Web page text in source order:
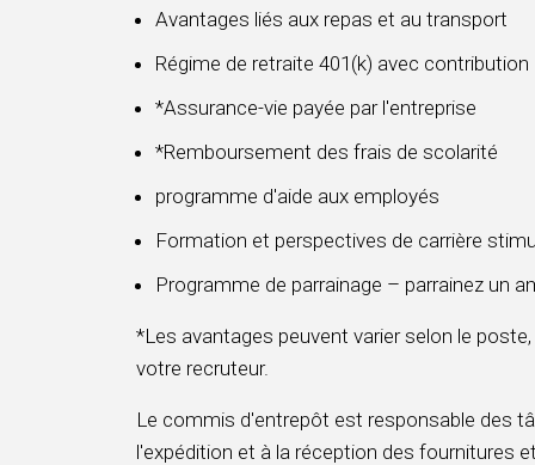
Avantages liés aux repas et au transport
Régime de retraite 401(k) avec
*Assurance-vie payée par l'entreprise
*Remboursement des frais de scolarité
programme d'aide aux employés
Formation et perspectives de carrière
Programme de parrainage – parrainez un
*Les avantages peuvent varier selon le
votre recruteur.
Le commis d'entrepôt est responsable des
l'expédition et à la réception des fournitures